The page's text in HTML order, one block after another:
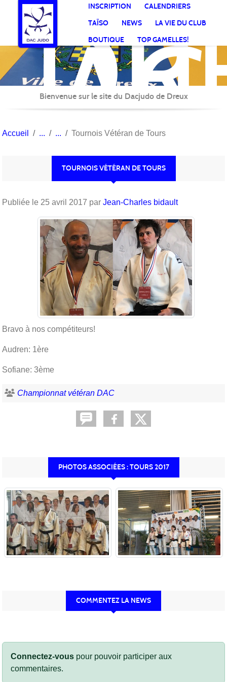
INSCRIPTION
CALENDRIERS
TAÏSO
NEWS
LA VIE DU CLUB
BOUTIQUE
TOP GAMELLES!
AC
Bienvenue sur le site du Dacjudo de Dreux
Accueil Tournois Vétéran de Tours
TOURNOIS VÉTÉRAN DE TOURS
Publiée le 25 avril 2017 par Jean-Charles bidault
Bravo à nos compétiteurs!
Audren: 1ère
Sofiane: 3ème
Championnat vétéran DAC
PHOTOS ASSOCIÉES : TOURS 2017
COMMENTEZ LA NEWS
Connectez-vous pour pouvoir participer aux
commentaires.
Panneau de gestion des cookies